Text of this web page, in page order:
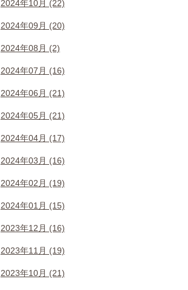
2024年10月 (22)
2024年09月 (20)
2024年08月 (2)
2024年07月 (16)
2024年06月 (21)
2024年05月 (21)
2024年04月 (17)
2024年03月 (16)
2024年02月 (19)
2024年01月 (15)
2023年12月 (16)
2023年11月 (19)
2023年10月 (21)